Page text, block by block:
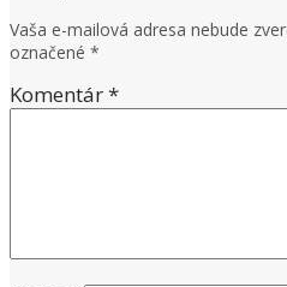
Vaša e-mailová adresa nebude
označené *
Komentár*